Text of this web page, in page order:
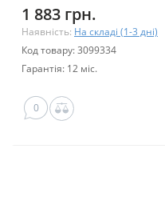
1 883 грн.
Наявність: На складі (1-3 дні)
Код товару: 3099334
Гарантія: 12 міс.
0